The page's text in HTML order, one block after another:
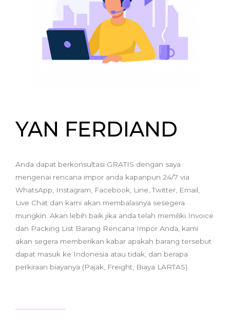
YAN FERDIAND
Anda dapat berkonsultasi GRATIS dengan saya
mengenai rencana impor anda kapanpun 24/7 via
WhatsApp, Instagram, Facebook, Line, Twitter, Email,
Live Chat dan kami akan membalasnya sesegera
mungkin. Akan lebih baik jika anda telah memiliki Invoice
dan Packing List Barang Rencana Impor Anda, kami
akan segera memberikan kabar apakah barang tersebut
dapat masuk ke Indonesia atau tidak, dan berapa
perkiraan biayanya (Pajak, Freight, Biaya LARTAS).